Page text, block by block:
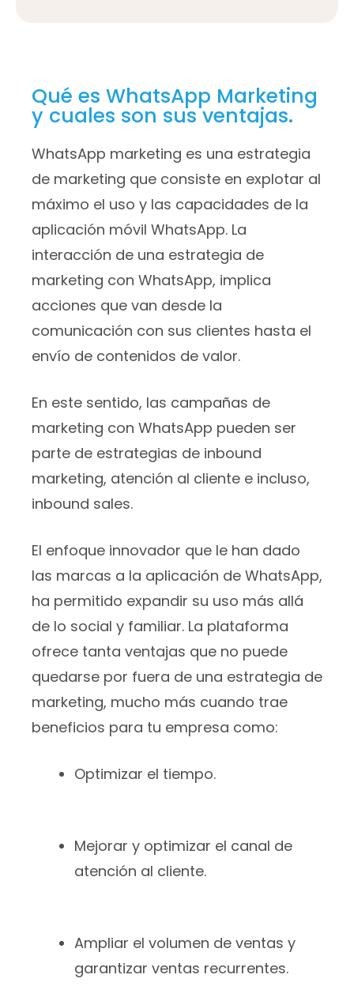
Qué es WhatsApp Marketing
y cuales son sus ventajas.
WhatsApp marketing es una estrategia
de marketing que consiste en explotar al
máximo el uso y las capacidades de la
aplicación móvil WhatsApp. La
interacción de una estrategia de
marketing con WhatsApp, implica
acciones que van desde la
comunicación con sus clientes hasta el
envío de contenidos de valor.
En este sentido, las campañas de
marketing con WhatsApp pueden ser
parte de estrategias de inbound
marketing, atención al cliente e incluso,
inbound sales.
El enfoque innovador que le han dado
las marcas a la aplicación de WhatsApp,
ha permitido expandir su uso más allá
de lo social y familiar. La plataforma
ofrece tanta ventajas que no puede
quedarse por fuera de una estrategia de
marketing, mucho más cuando trae
beneficios para tu empresa como:
Optimizar el tiempo.
Mejorar y optimizar el canal de
atención al cliente.
Ampliar el volumen de ventas y
garantizar ventas recurrentes.